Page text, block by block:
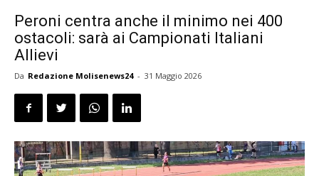
Peroni centra anche il minimo nei 400
ostacoli: sarà ai Campionati Italiani
Allievi
Da Redazione Molisenews24 - 31 Maggio 2026